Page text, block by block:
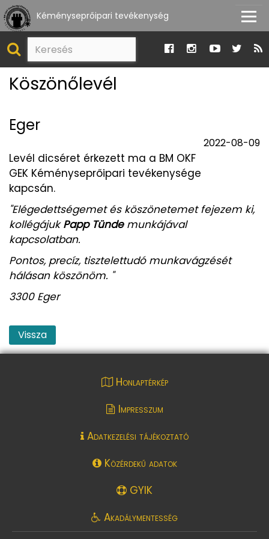
Kéményseprőipari tevékenység
Köszönőlevél
Eger
2022-08-09
Levél dicséret érkezett ma a BM OKF
GEK Kéményseprőipari tevékenysége
kapcsán.
"Elégedettségemet és köszönetemet fejezem ki,
kollégájukPapp Tündemunkájával
kapcsolatban.
Pontos, precíz, tisztelettudó munkavágzését
hálásan köszönöm. "
3300 Eger
Vissza
Honlaptérkép
Impresszum
Adatkezelési tájékoztató
Közérdekű adatok
GYIK
Akadálymentesség